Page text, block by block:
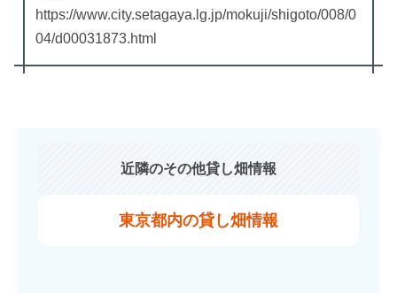
https://www.city.setagaya.lg.jp/mokuji/shigoto/008/0
04/d00031873.html
近隣のその他貸し畑情報
東京都内の貸し畑情報